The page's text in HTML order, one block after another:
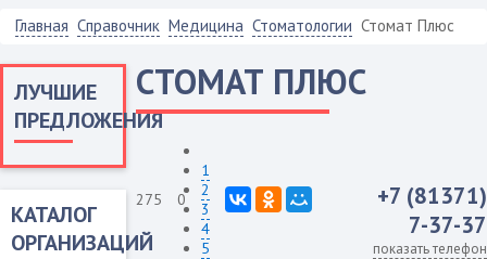
Главная Справочник Медицина Стоматологии Стомат Плюс
ЛУЧШИЕ
ПРЕДЛОЖЕНИЯ
КАТАЛОГ
ОРГАНИЗАЦИЙ
СТОМАТ ПЛЮС
275 0
1
2
3
4
5
+7 (81371)
7-37-37
показать телефон